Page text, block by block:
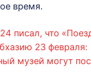
время.
писал, что
23 февраля:
музей могут